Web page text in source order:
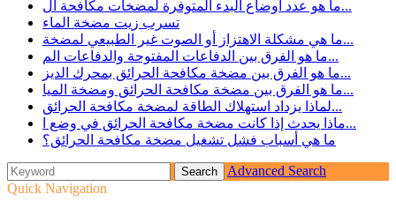
ما هو عدد أوضاع البدء المتوفرة لمضخات مكافحة ال...
تسرب زيت مضخة الماء
ما هي مشكلة الاهتزاز أو الصوت غير الطبيعي لمضخة...
ما هو الفرق بين الدفاعات المفتوحة والدفاعات الم...
ما هو الفرق بين مضخة مكافحة الحرائق بمحرك الديز...
ما هو الفرق بين مضخة مكافحة الحرائق ومضخة الميا...
لماذا يزداد استهلاك الطاقة لمضخة مكافحة الحرائق...
ماذا يحدث إذا كانت مضخة مكافحة الحرائق في وضع ا...
ما هي أسباب فشل تشغيل مضخة مكافحة الحرائق؟
Advanced Search
Quick Navigation